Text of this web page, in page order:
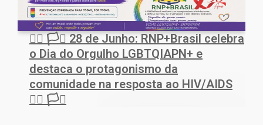
🏳️‍🌈 🏳️‍⚧️ 28 de Junho: RNP+Brasil celebra
o Dia do Orgulho LGBTQIAPN+ e
destaca o protagonismo da
comunidade na resposta ao HIV/AIDS
🏳️‍🌈 🏳️‍⚧️